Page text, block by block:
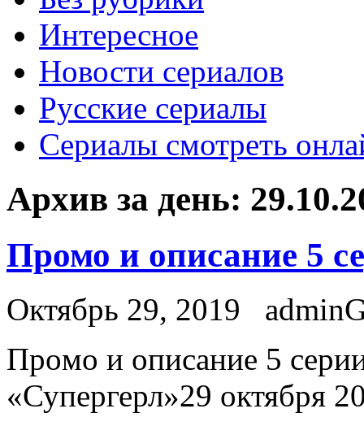
Интересное
Новости сериалов
Русские сериалы
Сериалы смотреть
Архив за день:
Промо и описание 5
Октябрь 29, 2019
Прoмo и описание 5
«Супергерл»29 октября